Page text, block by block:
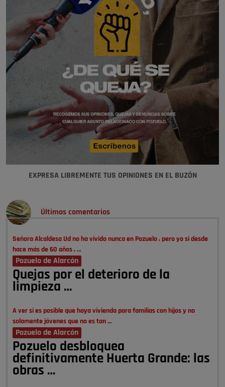
EXPRESA LIBREMENTE TUS OPINIONES EN EL BUZÓN
Últimos comentarios
Señora Alcaldesa Ud no ha vivido nunca en Pozuelo , pero yo si desde
hace más de 60 años , …
Pozuelo de Alarcón
Quejas por el deterioro de la
limpieza …
A ver si es posible que haya vivienda para familias con hijos y no
solamente jóvenes que no es tan …
Pozuelo de Alarcón
Pozuelo desbloquea
definitivamente Huerta Grande: las
obras …